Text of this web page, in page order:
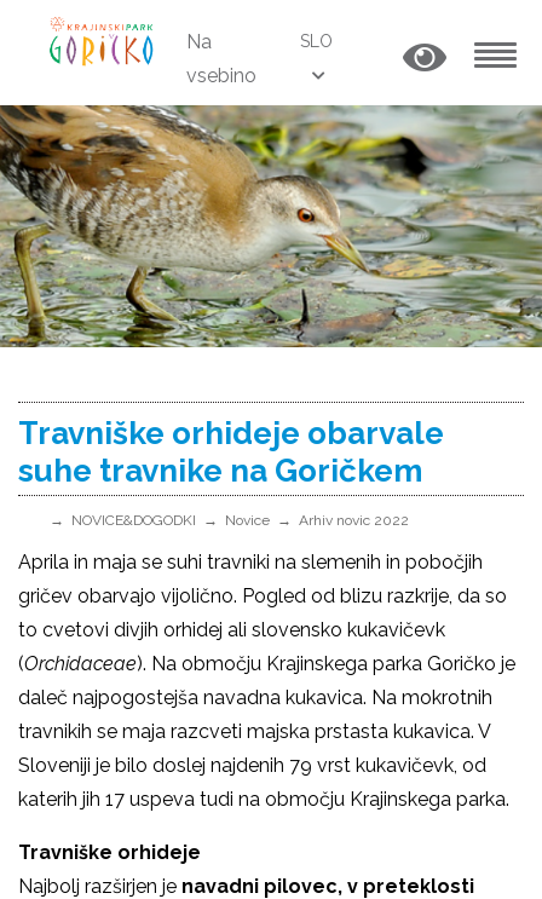
Na
vsebino
SLO
Travniške orhideje obarvale
suhe travnike na Goričkem
NOVICE&DOGODKI Novice Arhiv novic 2022
Aprila in maja se suhi travniki na slemenih in pobočjih
gričev obarvajo vijolično. Pogled od blizu razkrije, da so
to cvetovi divjih orhidej ali slovensko kukavičevk
(Orchidaceae). Na območju Krajinskega parka Goričko je
daleč najpogostejša navadna kukavica. Na mokrotnih
travnikih se maja razcveti majska prstasta kukavica. V
Sloveniji je bilo doslej najdenih 79 vrst kukavičevk, od
katerih jih 17 uspeva tudi na območju Krajinskega parka.
Travniške orhideje
Najbolj razširjen je navadni pilovec, v preteklosti